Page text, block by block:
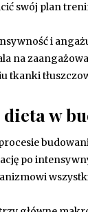
swój plan
i
na
tkanki
w
po